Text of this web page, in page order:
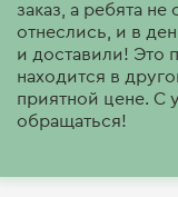
заказ, а ребята
отнеслись, и в
и доставили! Это
находится в
приятной цене. С
обращаться!